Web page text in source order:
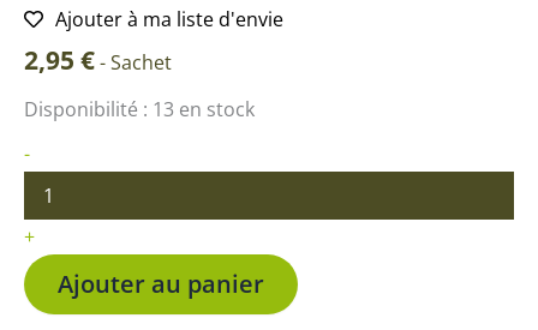
Ajouter à ma liste d'envie
2,95 €-Sachet
Disponibilité : 13 en stock
-
quantité
Grande
Capucine
variée
+
Ajouter au panier